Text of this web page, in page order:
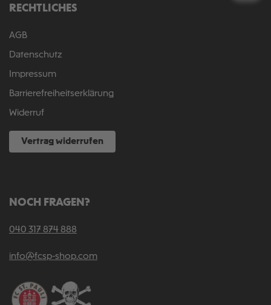
RECHTLICHES
AGB
Datenschutz
Impressum
Barrierefreiheitserklärung
Widerruf
Vertrag widerrufen
NOCH FRAGEN?
040 317 874 888
info@fcsp-shop.com